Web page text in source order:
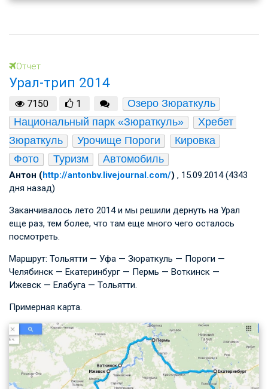
Отчет
Урал-трип 2014
7150 1
Озеро Зюраткуль
Национальный парк «Зюраткуль»
Хребет
Зюраткуль
Урочище Пороги
Кировка
Фото
Туризм Автомобиль
Антон (http://antonbv.livejournal.com/) , 15.09.2014 (4343
дня назад)
Заканчивалось лето 2014 и мы решили дернуть на Урал
еще раз, тем более, что там еще много чего осталось
посмотреть.
Маршрут: Тольятти — Уфа — Зюраткуль — Пороги —
Челябинск — Екатеринбург — Пермь — Воткинск —
Ижевск — Елабуга — Тольятти.
Примерная карта.